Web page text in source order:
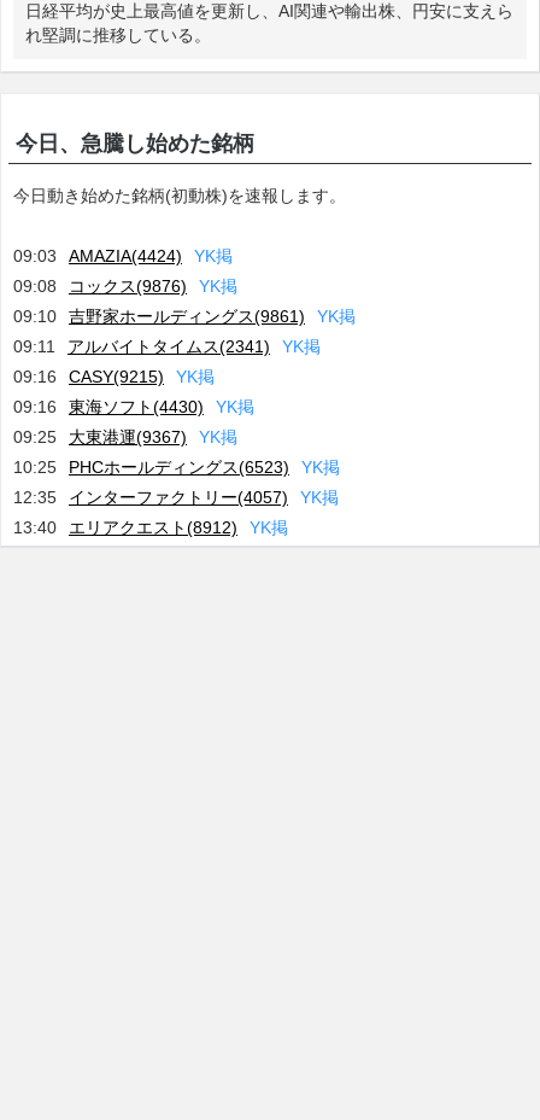
日経平均が史上最高値を更新し、AI関連や輸出株、円安に支えら
れ堅調に推移している。
今日、急騰し始めた銘柄
今日動き始めた銘柄(初動株)を速報します。
09:03 AMAZIA(4424) YK掲
09:08
コックス(9876) YK掲
09:10
吉野家ホールディングス(9861) YK掲
09:11
アルバイトタイムス(2341) YK掲
09:16
CASY(9215) YK掲
09:16
東海ソフト(4430) YK掲
09:25
大東港運(9367) YK掲
10:25
PHCホールディングス(6523) YK掲
12:35
インターファクトリー(4057) YK掲
13:40
エリアクエスト(8912) YK掲